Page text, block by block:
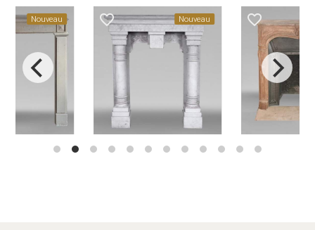
favorite_border Nouveau favorite_border Nouveau